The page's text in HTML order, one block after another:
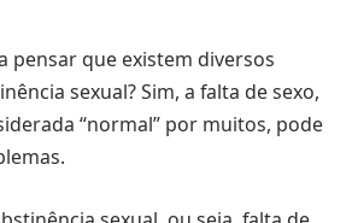
pensar que existem diversos
sexual? Sim, a falta de sexo,
“normal” por muitos, pode